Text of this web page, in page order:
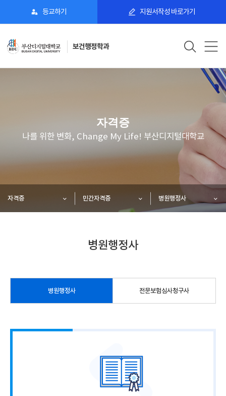
등교하기 지원서작성 바로가기
보건행정학과
자격증
나를 위한 변화, Change My Life! 부산디지털대학교
자격증 민간자격증 병원행정사
병원행정사
병원행정사 전문보험심사청구사